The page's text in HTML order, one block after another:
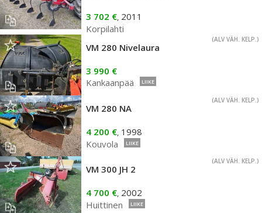
3 702 €, 2011
Korpilahti
(ALV VÄH. KELP.)
VM 280 Nivelaura
3 990 €
Kankaanpää
LIIKE
(ALV VÄH. KELP.)
VM 280 NA
4 200 €, 1998
Kouvola
LIIKE
(ALV VÄH. KELP.)
VM 300 JH 2
4 700 €, 2002
Huittinen
LIIKE